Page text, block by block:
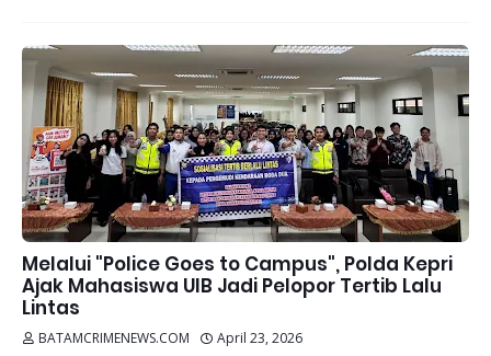
Melalui "Police Goes to Campus", Polda Kepri
Ajak Mahasiswa UIB Jadi Pelopor Tertib Lalu
Lintas
BATAMCRIMENEWS.COM April 23, 2026